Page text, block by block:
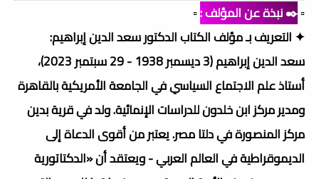
▫️✒️ نبذة عن المؤلف :▫️
✦ التعريف بـ مؤلف الكتاب الدكتور سعد الدين إبراهيم:
سعد الدين إبراهيم (3 ديسمبر 1938 - 29 سبتمبر 2023)،
أستاذ علم الاجتماع السياسي في الجامعة الأمريكية بالقاهرة
ومدير مركز ابن خلدون للدراسات الإنمائية. ولد في قرية بدين
مركز المنصورة في دلتا مصر. يعتبر من أقوى الدعاة إلى
الديموقراطية في العالم العربي - ويعتقد أن «الدكتاتورية